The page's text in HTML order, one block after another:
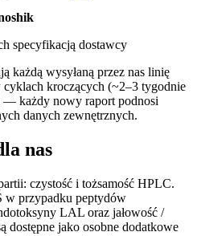
specyfikacją dostawcy
każdą wysyłaną przez nas linię
cyklach kroczących (~2–3 tygodnie
— każdy nowy raport podnosi
danych zewnętrznych.
nas
czystość i tożsamość HPLC.
w przypadku peptydów
LAL oraz jałowość /
dostępne jako osobne dodatkowe